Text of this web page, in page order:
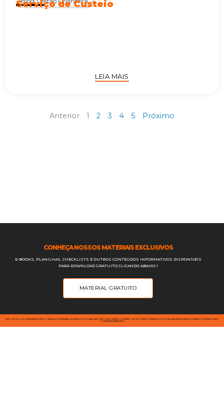
Serviço de Custeio
LEIA MAIS
Anterior 1 2 3 4 5 Próximo
CONHEÇA NOSSOS MATERIAIS EXCLUSIVOS
E-BOOKS, PLANILHAS, CHECKLISTS E OUTROS CONTEÚDOS INFORMATIVOS DISPONÍVEIS
PARA DOWNLOAD GRATUITO CLICANDO ABAIXO ⭣
MATERIAL GRATUITO
AVISO LEGAL: SOMOS UMA EMPRESA JÚNIOR OPERADA POR ESTUDANTES DA UFSCAR DE SOROCABA E NÃO TEMOS FINS LUCRATIVOS; PORTANTO, NOSSOS SERVIÇOS VISAM PROPORCIONAR EXPERIÊNCIA PRÁTICA AOS MEMBROS E DESENVOLVER A
COMUNIDADE EMPRESARIAL.